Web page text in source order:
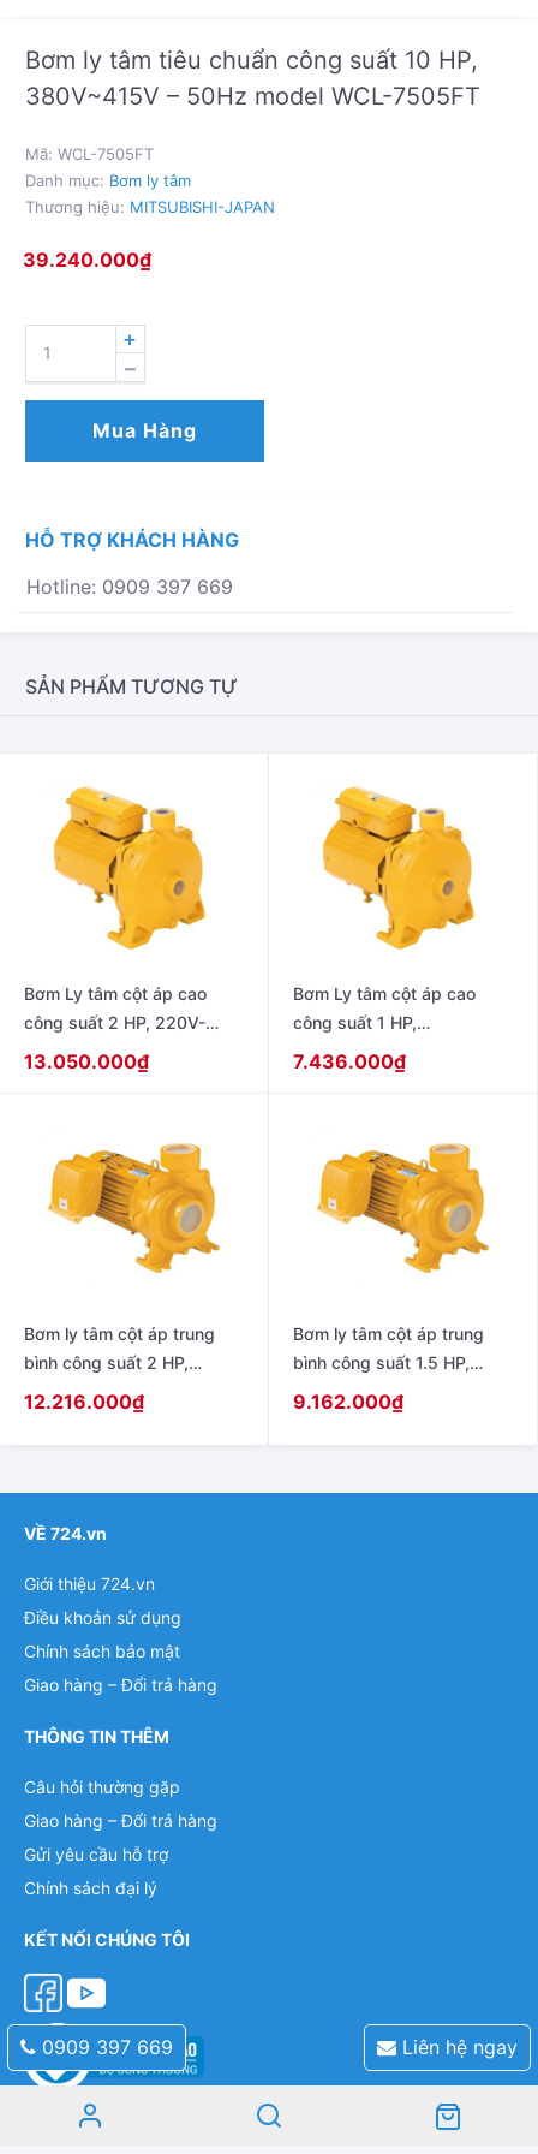
Bơm ly tâm tiêu chuẩn công suất 10 HP,
380V~415V – 50Hz model WCL-7505FT
39.240.000₫
HP,
WCL-
Mua Hàng
Mã: WCL-7505FT
Danh mục: Bơm ly tâm
Thương hiệu: MITSUBISHI-JAPAN
HỖ TRỢ KHÁCH HÀNG
Hotline: 0909 397 669
SẢN PHẨM TƯƠNG TỰ
Bơm Ly tâm cột áp cao
công suất 2 HP, 220V-
50Hz model WCH-1505S
13.050.000₫
Bơm Ly tâm cột áp cao
công suất 1 HP,
220V/380V – 50Hz model
7.436.000₫
Bơm ly tâm cột áp trung
bình công suất 2 HP,
220V/380V – 50Hz model
12.216.000₫
Bơm ly tâm cột áp trung
bình công suất 1.5 HP,
220V – 50Hz model ACM-
9.162.000₫
VỀ 724.vn
Giới thiệu 724.vn
Điều khoản sử dụng
Chính sách bảo mật
Giao hàng – Đổi trả hàng
THÔNG TIN THÊM
Câu hỏi thường gặp
Giao hàng – Đổi trả hàng
Gửi yêu cầu hỗ trợ
Chính sách đại lý
KẾT NỐI CHÚNG TÔI
0909 397 669 Liên hệ ngay